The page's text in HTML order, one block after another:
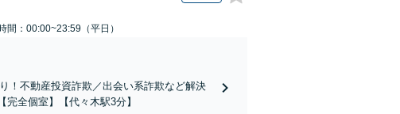
間：00:00~23:59（平日）
！不動産投資詐欺／出会い系詐欺など解決
全個室】【代々木駅3分】